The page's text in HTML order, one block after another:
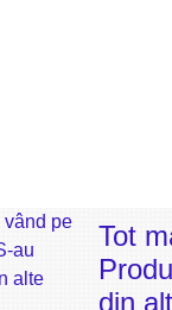
Tot
din